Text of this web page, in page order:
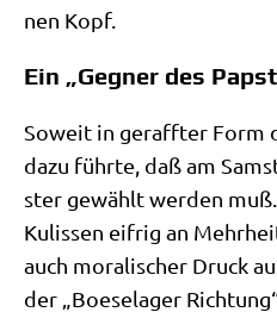
nen Kopf.
Ein „Gegner des
Soweit in geraff­ter Form
dazu führ­te, daß am
ster gewählt wer­den
Kulis­sen eif­rig an
auch mora­li­scher Druck
der „Boe­se­la­ger